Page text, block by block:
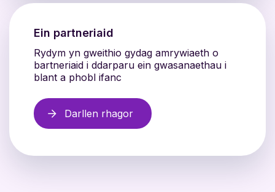
Ein partneriaid
Rydym yn gweithio gydag amrywiaeth o
bartneriaid i ddarparu ein gwasanaethau i
blant a phobl ifanc
Darllen rhagor